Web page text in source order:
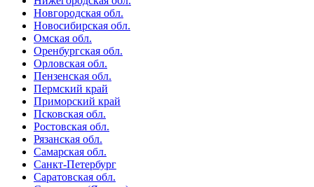
Новгородская обл.
Новосибирская обл.
Омская обл.
Оренбургская обл.
Орловская обл.
Пензенская обл.
Пермский край
Приморский край
Псковская обл.
Ростовская обл.
Рязанская обл.
Самарская обл.
Санкт-Петербург
Саратовская обл.